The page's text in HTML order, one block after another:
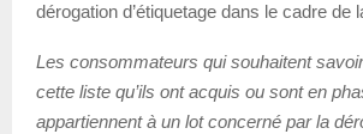
dérogation d’étiquetage dans le cadre de
Les consommateurs qui souhaitent
cette liste qu’ils ont acquis ou sont en
appartiennent à un lot concerné par la